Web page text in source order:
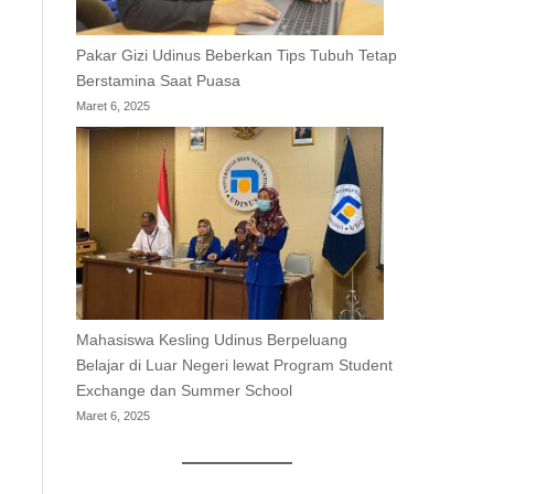
Pakar Gizi Udinus Beberkan Tips Tubuh Tetap
Berstamina Saat Puasa
Maret 6, 2025
Mahasiswa Kesling Udinus Berpeluang
Belajar di Luar Negeri lewat Program Student
Exchange dan Summer School
Maret 6, 2025